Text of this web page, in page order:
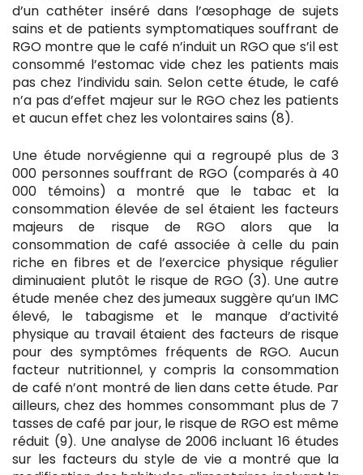
d’un cathéter inséré dans l’œsophage de sujets
sains et de patients symptomatiques souffrant de
RGO montre que le café n’induit un RGO que s’il est
consommé l’estomac vide chez les patients mais
pas chez l’individu sain. Selon cette étude, le café
n’a pas d’effet majeur sur le RGO chez les patients
et aucun effet chez les volontaires sains (8).
Une étude norvégienne qui a regroupé plus de 3
000 personnes souffrant de RGO (comparés à 40
000 témoins) a montré que le tabac et la
consommation élevée de sel étaient les facteurs
majeurs de risque de RGO alors que la
consommation de café associée à celle du pain
riche en fibres et de l’exercice physique régulier
diminuaient plutôt le risque de RGO (3). Une autre
étude menée chez des jumeaux suggère qu’un IMC
élevé, le tabagisme et le manque d’activité
physique au travail étaient des facteurs de risque
pour des symptômes fréquents de RGO. Aucun
facteur nutritionnel, y compris la consommation
de café n’ont montré de lien dans cette étude. Par
ailleurs, chez des hommes consommant plus de 7
tasses de café par jour, le risque de RGO est même
réduit (9). Une analyse de 2006 incluant 16 études
sur les facteurs du style de vie a montré que la